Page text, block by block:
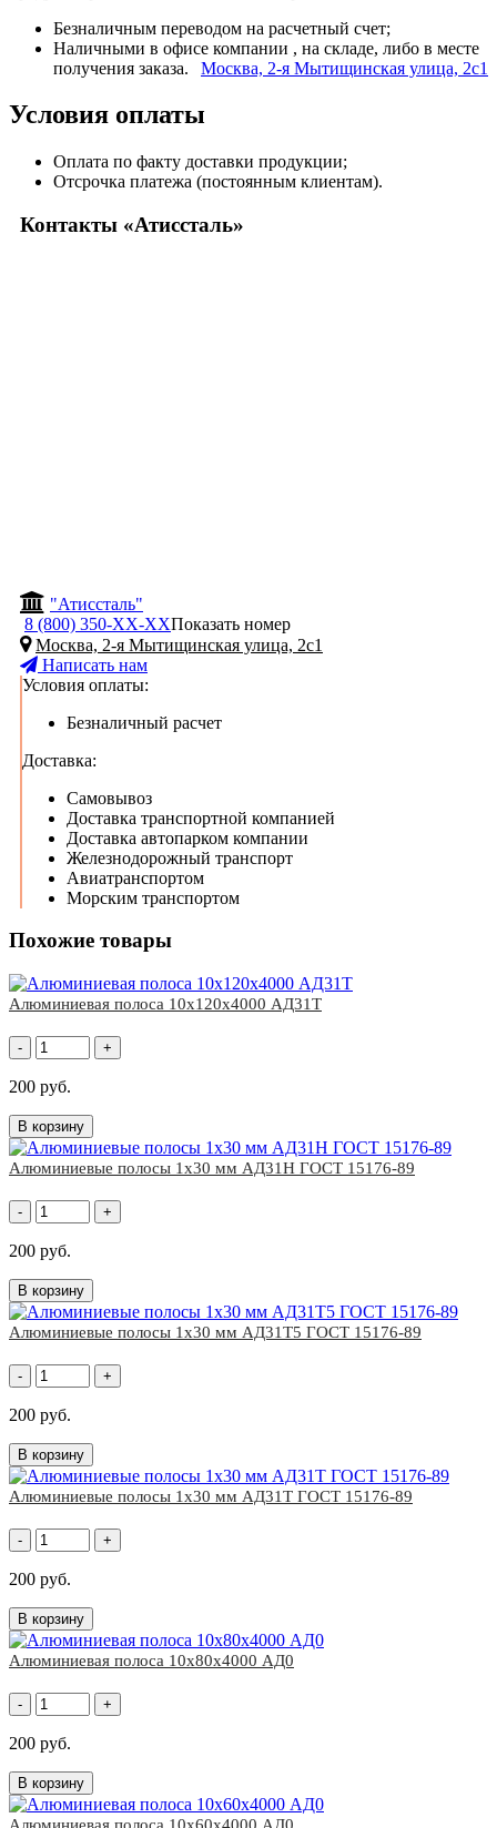
Безналичным переводом на расчетный счет;
Наличными в офисе компании
Москва, 2-я Мытищинская улица, 2с1
, на складе, либо в месте
получения заказа.
Условия оплаты
Оплата по факту доставки продукции;
Отсрочка платежа (постоянным клиентам).
Контакты «Атиссталь»
"Атиссталь"
8 (800) 350-ХХ-ХХПоказать номер
Москва, 2-я Мытищинская улица, 2с1
Написать нам
Условия оплаты:
Безналичный расчет
Доставка:
Самовывоз
Доставка транспортной компанией
Доставка автопарком компании
Железнодорожный транспорт
Авиатранспортом
Морским транспортом
Похожие товары
Алюминиевая полоса 10х120х4000 АД31Т
- +
200 руб.
В корзину
Алюминиевые полосы 1x30 мм АД31Н ГОСТ 15176-89
- +
200 руб.
В корзину
Алюминиевые полосы 1x30 мм АД31Т5 ГОСТ 15176-89
- +
200 руб.
В корзину
Алюминиевые полосы 1x30 мм АД31Т ГОСТ 15176-89
- +
200 руб.
В корзину
Алюминиевая полоса 10х80х4000 АД0
- +
200 руб.
В корзину